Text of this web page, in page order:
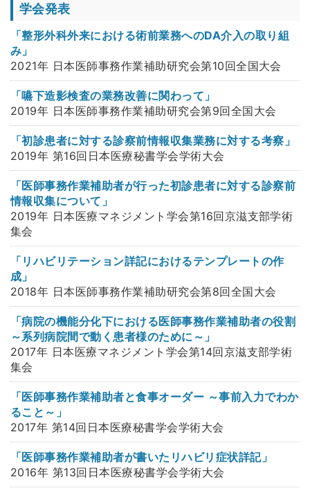
学会発表
「整形外科外来における術前業務へのDA介入の取り組
み」
2021年 日本医師事務作業補助研究会第10回全国大会
「嚥下造影検査の業務改善に関わって」
2019年 日本医師事務作業補助研究会第9回全国大会
「初診患者に対する診察前情報収集業務に対する考察」
2019年 第16回日本医療秘書学会学術大会
「医師事務作業補助者が行った初診患者に対する診察前
情報収集について」
2019年 日本医療マネジメント学会第16回京滋支部学術
集会
「リハビリテーション詳記におけるテンプレートの作
成」
2018年 日本医師事務作業補助研究会第8回全国大会
「病院の機能分化下における医師事務作業補助者の役割
～系列病院間で動く患者様のために～」
2017年 日本医療マネジメント学会第14回京滋支部学術
集会
「医師事務作業補助者と食事オーダー ～事前入力でわか
ること～」
2017年 第14回日本医療秘書学会学術大会
「医師事務作業補助者が書いたリハビリ症状詳記」
2016年 第13回日本医療秘書学会学術大会